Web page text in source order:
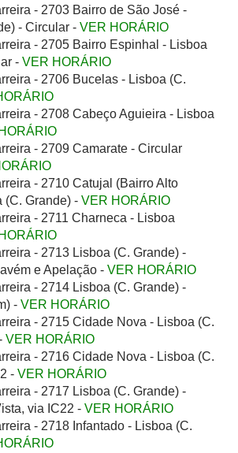
- 2703 Bairro de São José -
- Circular - VER HORÁRIO
- 2705 Bairro Espinhal - Lisboa
- VER HORÁRIO
- 2706 Bucelas - Lisboa (C.
- 2708 Cabeço Aguieira - Lisboa
- 2709 Camarate - Circular
- 2710 Catujal (Bairro Alto
(C. Grande) - VER HORÁRIO
- 2711 Charneca - Lisboa
- 2713 Lisboa (C. Grande) -
e Apelação - VER HORÁRIO
- 2714 Lisboa (C. Grande) -
- VER HORÁRIO
- 2715 Cidade Nova - Lisboa (C.
VER HORÁRIO
- 2716 Cidade Nova - Lisboa (C.
- VER HORÁRIO
- 2717 Lisboa (C. Grande) -
via IC22 - VER HORÁRIO
- 2718 Infantado - Lisboa (C.